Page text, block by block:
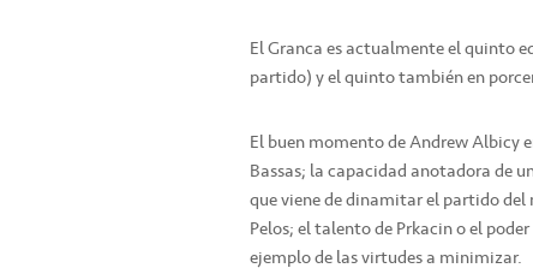
El Granca es actualmente el quinto
partido) y el quinto también en
El buen momento de Andrew Albicy
Bassas; la capacidad anotadora de
que viene de dinamitar el partido
Pelos; el talento de Prkacin o el
ejemplo de las virtudes a minimizar.